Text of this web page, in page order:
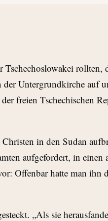
rollten,
der Untergrundkirche auf
freien Tschechischen
in den Sudan
aufgefordert, in einen
Offenbar hatte man ihn
„Als sie